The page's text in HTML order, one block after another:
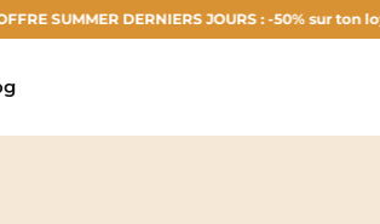
DERNIERS JOURS : -50% sur ton loyer